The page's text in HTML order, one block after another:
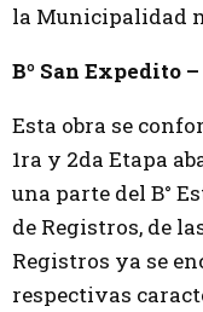
la Municipalidad
Bº San Expedito
Esta obra se
1ra y 2da Etapa
una parte del B°
de Registros, de
Registros ya se
respectivas